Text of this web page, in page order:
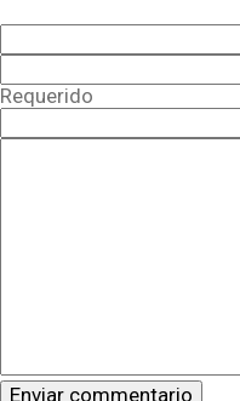
Requerido